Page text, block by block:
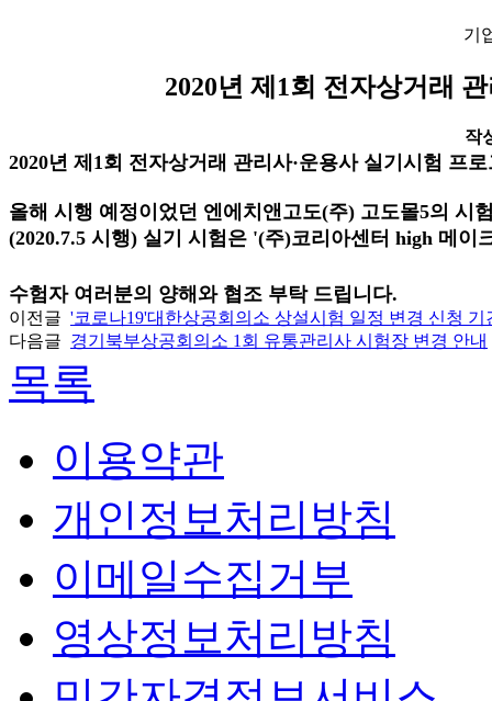
기
2020년 제1회 전자상거래
작
2020년 제 1 회 전자상거래 관리사·운용사 실기시험 프
올해 시행 예정이었던 엔에치앤고도(주) 고도몰5의 시
(2020.7.5 시행) 실기 시험은 '(주)코리아센터 high 메이
수험자 여러분의 양해와 협조 부탁 드립니다.
이전글 '코로나19'대한상공회의소 상설시험 일정 변경 신청 기
다음글 경기북부상공회의소 1회 유통관리사 시험장 변경 안내
목록
이용약관
개인정보처리방침
이메일수집거부
영상정보처리방침